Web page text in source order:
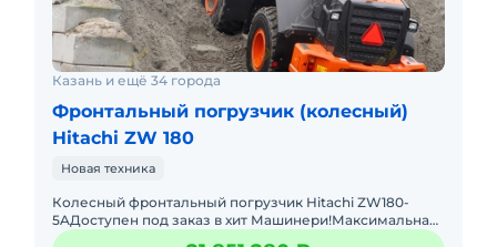
Казань и ещё 34 города
Фронтальный погрузчик (колесный)
Hitachi ZW 180
Новая техника
Колесный фронтальный погрузчик Hitachi ZW180-
5AДоступен под заказ в хит Машинери!Максимальная
мощность (ISO 9249) 128 / 172Эксплуатационная масса 19